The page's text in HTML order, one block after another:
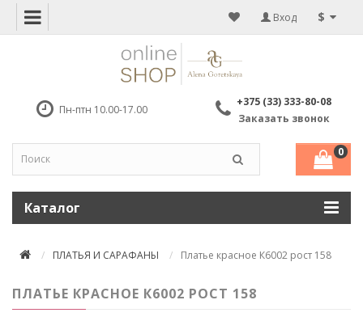
$
Вход
Пн-птн 10.00-17.00
+375 (33) 333-80-08
Заказать звонок
0
Каталог
ПЛАТЬЯ И САРАФАНЫ Платье красное К6002 рост 158
ПЛАТЬЕ КРАСНОЕ К6002 РОСТ 158